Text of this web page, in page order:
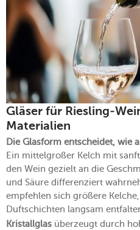
Gläser für Riesling-
Materialien
Die Glasform entscheidet, wie
Ein mittelgroßer Kelch mit
den Wein gezielt an die
und Säure differenziert
empfehlen sich größere
Duftschichten langsam
Kristallglas überzeugt durch